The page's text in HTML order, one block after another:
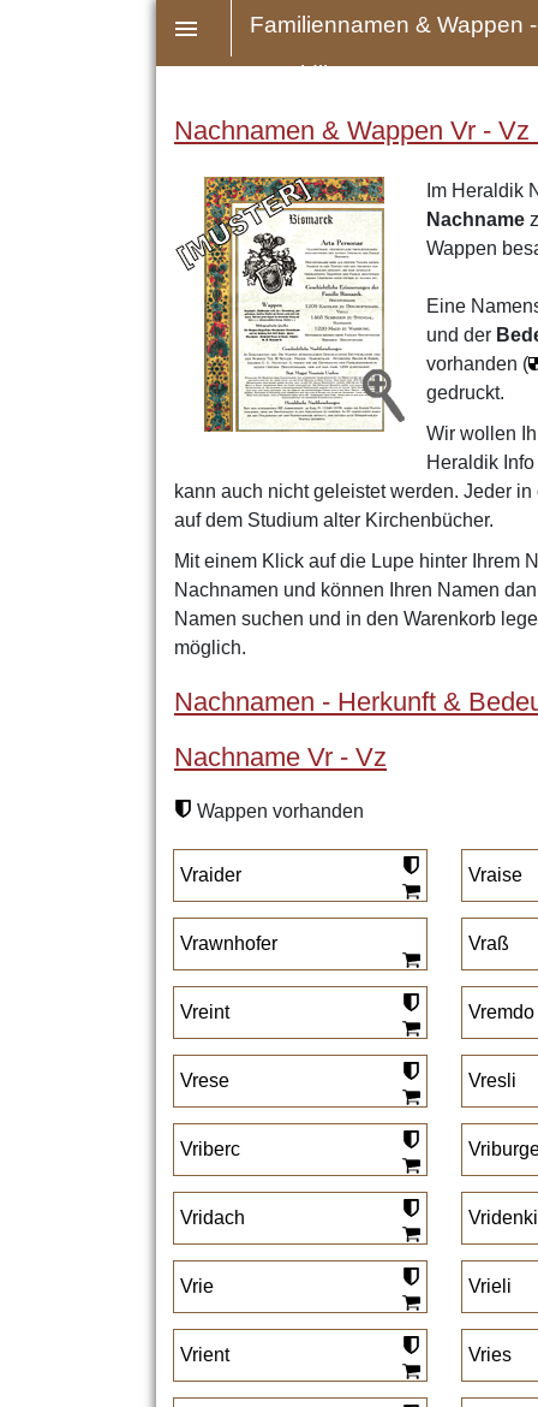
Familiennamen & Wappen -
Heraldik
Nachnamen & Wappen Vr -
Im Heraldik
Nachname
Wappen
Eine
und der
vorhanden (
gedruckt.
Wir wollen
Heraldik
kann auch nicht geleistet werden. Jeder
auf dem Studium alter Kirchenbücher.
Mit einem Klick auf die Lupe hinter Ihrem
Nachnamen und können Ihren Namen
Namen suchen und in den Warenkorb
möglich.
Nachnamen - Herkunft &
Nachname Vr - Vz
Wappen vorhanden
Vraider Vraise
Vrawnhofer Vraß
Vreint Vremdo
Vrese Vresli
Vriberc
Vridach
Vrie Vrieli
Vrient Vries